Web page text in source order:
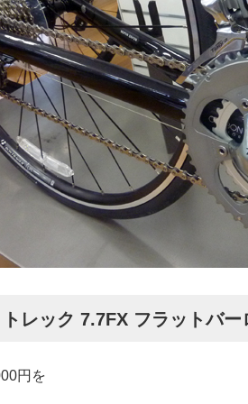
レック 7.7FX フラットバー
円を